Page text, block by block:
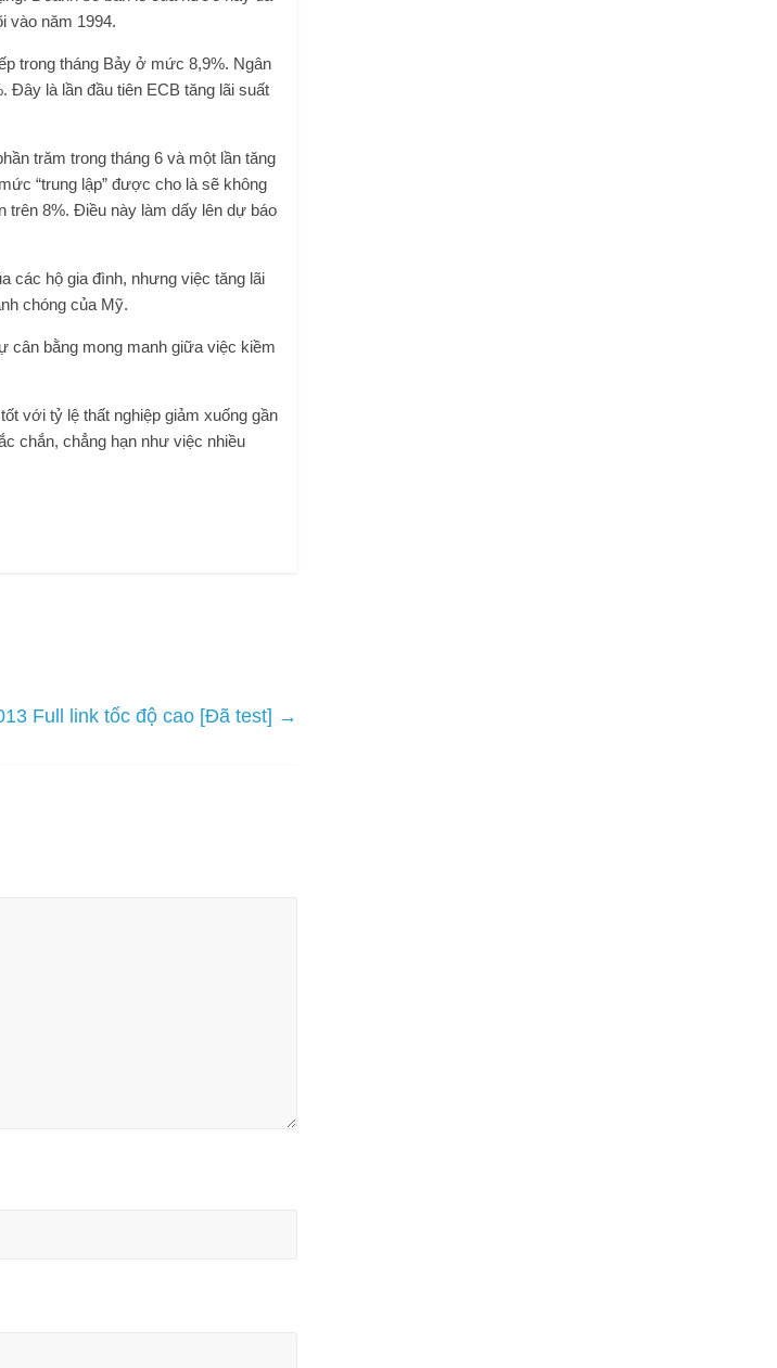
vào năm 1994.
trong tháng Bảy ở mức 8,9%. Ngân
Đây là lần đầu tiên ECB tăng lãi suất
trăm trong tháng 6 và một lần tăng
“trung lập” được cho là sẽ không
trên 8%. Điều này làm dấy lên dự báo
các hộ gia đình, nhưng việc tăng lãi
chóng của Mỹ.
cân bằng mong manh giữa việc kiềm
với tỷ lệ thất nghiệp giảm xuống gần
chắn, chẳng hạn như việc nhiều
Full link tốc độ cao [Đã test] →